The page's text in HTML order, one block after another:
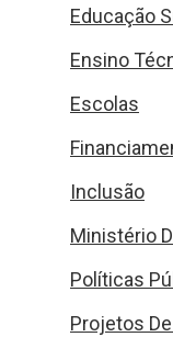
Educação
Ensino
Escolas
Inclusão
Ministério
Políticas
Projetos